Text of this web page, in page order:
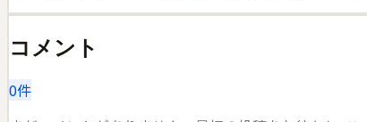
コメント
0件